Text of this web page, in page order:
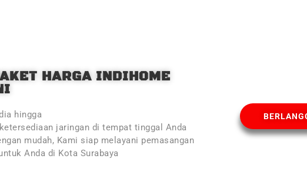
HARGA INDIHOME
hingga
jaringan di tempat tinggal Anda
mudah, Kami siap melayani pemasangan
Anda di Kota Surabaya